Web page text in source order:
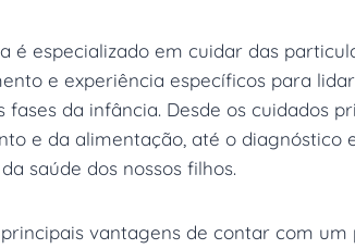
é especializado em cuidar das
e experiência específicos para
fases da infância. Desde os cuidados
e da alimentação, até o diagnóstico
saúde dos nossos filhos.
vantagens de contar com